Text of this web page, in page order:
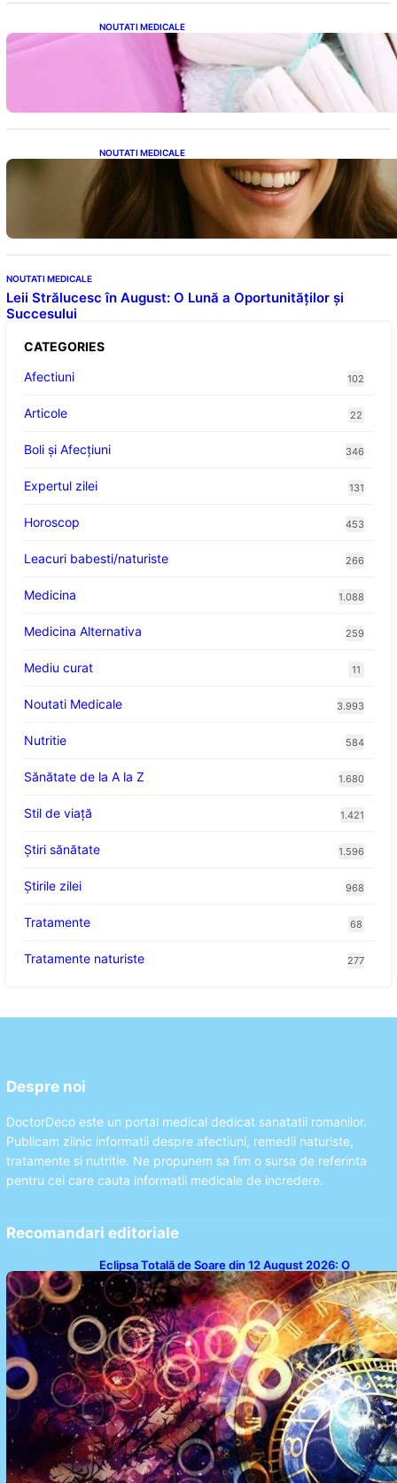
NOUTATI MEDICALE
Tampoanele menstruale: O analiză profundă
a riscurilor legate de metale toxice
NOUTATI MEDICALE
Ceaiul – Băutura care protejează inima:
Descoperiri recente despre beneficiile
consumului zilnic
NOUTATI MEDICALE
Leii Strălucesc în August: O Lună a Oportunităților și
Succesului
CATEGORIES
Afectiuni
102
Articole 22
Boli și Afecțiuni 346
Expertul zilei 131
Horoscop 453
Leacuri babesti/naturiste 266
Medicina 1.088
Medicina Alternativa 259
Mediu curat 11
Noutati Medicale 3.993
Nutritie 584
Sănătate de la A la Z 1.680
Stil de viaţă 1.421
Ştiri sănătate 1.596
Știrile zilei 968
Tratamente 68
Tratamente naturiste 277
Despre noi
DoctorDeco este un portal medical dedicat sanatatii romanilor.
Publicam zilnic informatii despre afectiuni, remedii naturiste,
tratamente si nutritie. Ne propunem sa fim o sursa de referinta
pentru cei care cauta informatii medicale de incredere.
Recomandari editoriale
Eclipsa Totală de Soare din 12 August 2026: O
Analiză a Impactului asupra Trei Zodii și a Ciclului de
18 Ani